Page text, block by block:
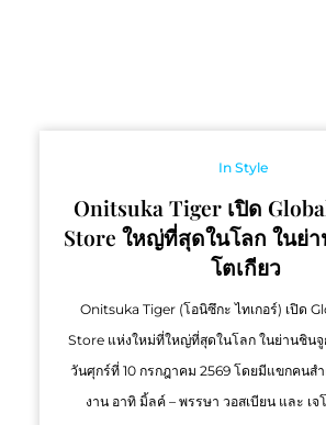
In Style
Onitsuka Tiger เปิด
Store ใหญ่ที่สุดในโลก ในย่
โตเกียว
Onitsuka Tiger (โอนิซึกะ ไทเกอร์) เปิด
Store แห่งใหม่ที่ใหญ่ที่สุดในโลก ในย่านชินจู
วันศุกร์ที่ 10 กรกฎาคม 2569 โดยมีแขกคน
งาน อาทิ มิ้ลค์ – พรรษา วอสเบียน และ เจ